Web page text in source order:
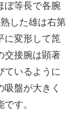
ぼ等長で各腕
した雄は右第
に変形して箆
交接腕は顕著
ているように
盤が大きく
す。